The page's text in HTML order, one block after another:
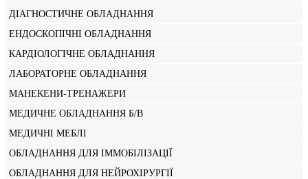
ДІАГНОСТИЧНЕ ОБЛАДНАННЯ
ЕНДОСКОПІЧНІ ОБЛАДНАННЯ
КАРДІОЛОГІЧНЕ ОБЛАДНАННЯ
ЛАБОРАТОРНЕ ОБЛАДНАННЯ
МАНЕКЕНИ-ТРЕНАЖЕРИ
МЕДИЧНЕ ОБЛАДНАННЯ Б/В
МЕДИЧНІ МЕБЛІ
ОБЛАДНАННЯ ДЛЯ ІММОБІЛІЗАЦІЇ
ОБЛАДНАННЯ ДЛЯ НЕЙРОХІРУРГІЇ